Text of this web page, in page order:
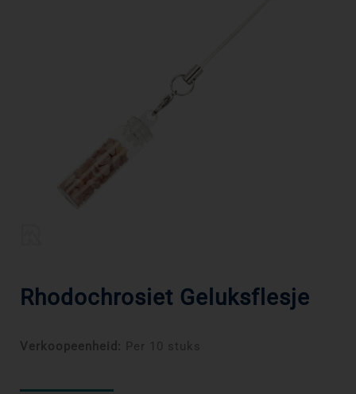
Rhodochrosiet Geluksflesje
Verkoopeenheid: Per 10 stuks